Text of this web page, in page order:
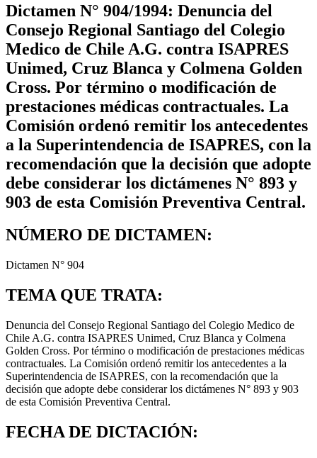
Dictamen N° 904/1994: Denuncia del
Consejo Regional Santiago del Colegio
Medico de Chile A.G. contra ISAPRES
Unimed, Cruz Blanca y Colmena Golden
Cross. Por término o modificación de
prestaciones médicas contractuales. La
Comisión ordenó remitir los antecedentes
a la Superintendencia de ISAPRES, con la
recomendación que la decisión que adopte
debe considerar los dictámenes N° 893 у
903 de esta Comisión Preventiva Central.
NÚMERO DE DICTAMEN:
Dictamen N° 904
TEMA QUE TRATA:
Denuncia del Consejo Regional Santiago del Colegio Medico de
Chile A.G. contra ISAPRES Unimed, Cruz Blanca y Colmena
Golden Cross. Por término o modificación de prestaciones médicas
contractuales. La Comisión ordenó remitir los antecedentes a la
Superintendencia de ISAPRES, con la recomendación que la
decisión que adopte debe considerar los dictámenes N° 893 у 903
de esta Comisión Preventiva Central.
FECHA DE DICTACIÓN: